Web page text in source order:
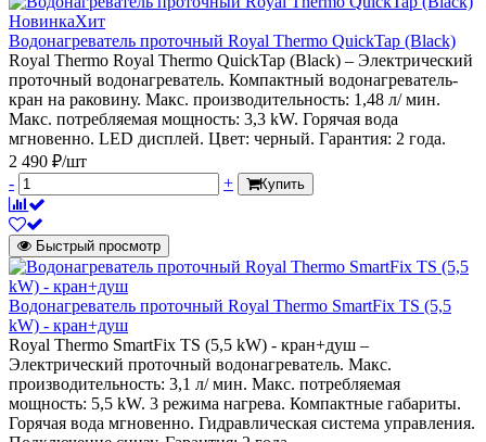
НовинкаХит
Водонагреватель проточный Royal Thermo QuickTap (Black)
Royal Thermo Royal Thermo QuickTap (Black) – Электрический
проточный водонагреватель. Компактный водонагреватель-
кран на раковину. Макс. производительность: 1,48 л/ мин.
Макс. потребляемая мощность: 3,3 kW. Горячая вода
мгновенно. LED дисплей. Цвет: черный. Гарантия: 2 года.
2 490 ₽/шт
-
+ Купить
Быстрый просмотр
Водонагреватель проточный Royal Thermo SmartFix TS (5,5
kW) - кран+душ
Royal Thermo SmartFix TS (5,5 kW) - кран+душ –
Электрический проточный водонагреватель. Макс.
производительность: 3,1 л/ мин. Макс. потребляемая
мощность: 5,5 kW. 3 режима нагрева. Компактные габариты.
Горячая вода мгновенно. Гидравлическая система управления.